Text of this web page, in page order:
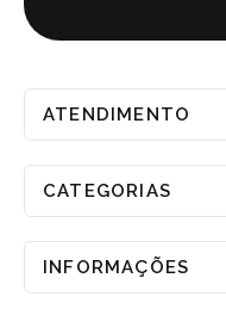
CATEGORIAS
INFORMAÇÕES
ATENDIMENTO